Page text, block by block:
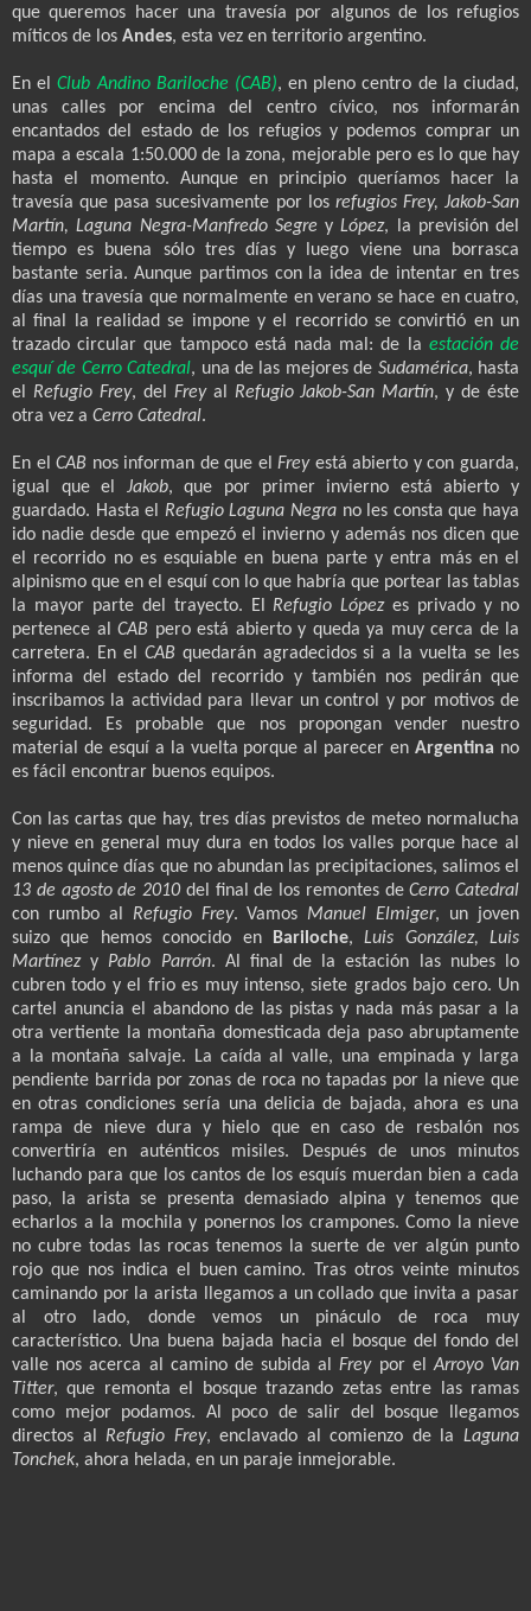
que queremos hacer una travesía por algunos de los refugios
míticos de los Andes, esta vez en territorio argentino.
En elClub Andino Bariloche (CAB), en pleno centro de la ciudad,
unas calles por encima del centro cívico, nos informarán
encantados del estado de los refugios y podemos comprar un
mapa a escala 1:50.000 de la zona, mejorable pero es lo que hay
hasta el momento. Aunque en principio queríamos hacer la
travesía que pasa sucesivamente por los refugios Frey, Jakob-San
Martín, Laguna Negra-Manfredo Segre y López, la previsión del
tiempo es buena sólo tres días y luego viene una borrasca
bastante seria. Aunque partimos con la idea de intentar en tres
días una travesía que normalmente en verano se hace en cuatro,
al final la realidad se impone y el recorrido se convirtió en un
trazado circular que tampoco está nada mal: de la estación de
esquí de Cerro Catedral, una de las mejores de Sudamérica, hasta
el Refugio Frey, del Frey al Refugio Jakob-San Martín, y de éste
otra vez a Cerro Catedral.
En elCAB nos informan de que elFrey está abierto y con guarda,
igual que el Jakob, que por primer invierno está abierto y
guardado. Hasta el Refugio Laguna Negra no les consta que haya
ido nadie desde que empezó el invierno y además nos dicen que
el recorrido no es esquiable en buena parte y entra más en el
alpinismo que en el esquí con lo que habría que portear las tablas
la mayor parte del trayecto. El Refugio Lópezes privado y no
pertenece al CAB pero está abierto y queda ya muy cerca de la
carretera. En el CAB quedarán agradecidos si a la vuelta se les
informa del estado del recorrido y también nos pedirán que
inscribamos la actividad para llevar un control y por motivos de
seguridad. Es probable que nos propongan vender nuestro
material de esquí a la vuelta porque al parecer enArgentina no
es fácil encontrar buenos equipos.
Con las cartas que hay, tres días previstos de meteo normalucha
y nieve en general muy dura en todos los valles porque hace al
menos quince días que no abundan las precipitaciones, salimos el
13 de agosto de 2010del final de los remontes deCerro Catedral
con rumbo al Refugio Frey. Vamos Manuel Elmiger, un joven
suizo que hemos conocido en
Bariloche,Luis González, Luis
Martínezy Pablo Parrón. Al final de la estación las nubes lo
cubren todo y el frio es muy intenso, siete grados bajo cero. Un
cartel anuncia el abandono de las pistas y nada más pasar a la
otra vertiente la montaña domesticada deja paso abruptamente
a la montaña salvaje. La caída al valle, una empinada y larga
pendiente barrida por zonas de roca no tapadas por la nieve que
en otras condiciones sería una delicia de bajada, ahora es una
rampa de nieve dura y hielo que en caso de resbalón nos
convertiría en auténticos misiles. Después de unos minutos
luchando para que los cantos de los esquís muerdan bien a cada
paso, la arista se presenta demasiado alpina y tenemos que
echarlos a la mochila y ponernos los crampones. Como la nieve
no cubre todas las rocas tenemos la suerte de ver algún punto
rojo que nos indica el buen camino. Tras otros veinte minutos
caminando por la arista llegamos a un collado que invita a pasar
al otro lado, donde vemos un pináculo de roca muy
característico. Una buena bajada hacia el bosque del fondo del
valle nos acerca al camino de subida alFrey por elArroyo Van
Titter, que remonta el bosque trazando zetas entre las ramas
como mejor podamos. Al poco de salir del bosque llegamos
directos al Refugio Frey, enclavado al comienzo de laLaguna
Tonchek, ahora helada, en un paraje inmejorable.